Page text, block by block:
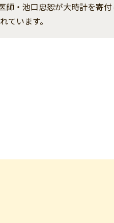
師・池口忠恕が大時計を寄
います。